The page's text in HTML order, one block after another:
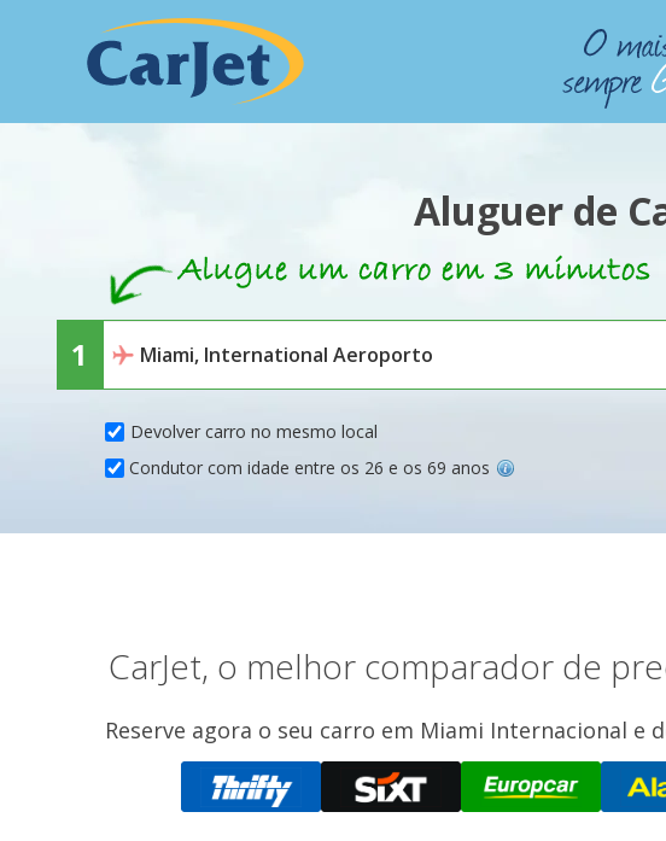
Aluguer de
Devolver carro no mesmo local
Condutor com idade entre os 26 e os 69 anos
CarJet, o melhor comparador de
Reserve agora o seu carro em Miami Internacional